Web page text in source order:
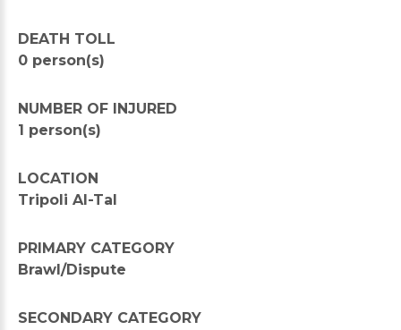
DEATH TOLL
0 person(s)
NUMBER OF INJURED
1 person(s)
LOCATION
Tripoli Al-Tal
PRIMARY CATEGORY
Brawl/Dispute
SECONDARY CATEGORY